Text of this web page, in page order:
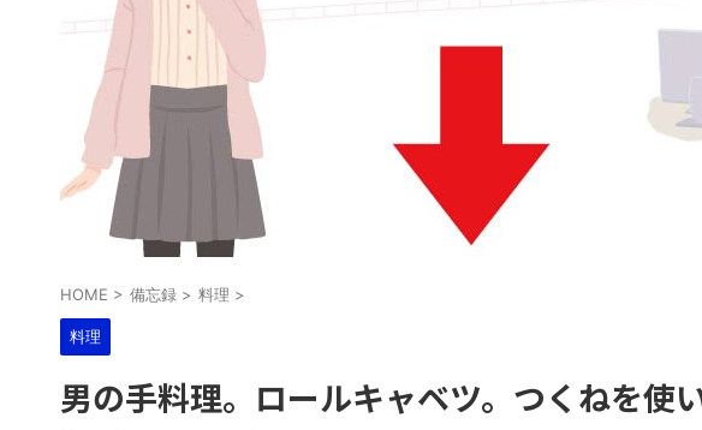
HOME > 備忘録 > 料理 >
料理
男の手料理。ロールキャベツ。つくねを使